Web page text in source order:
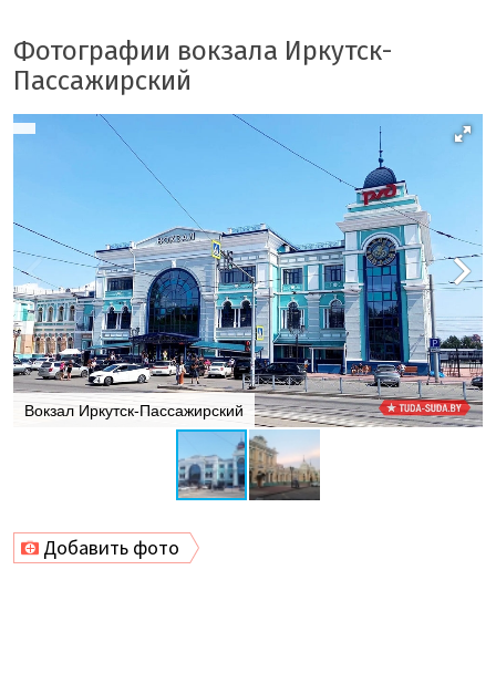
Фотографии вокзала Иркутск-
Пассажирский
Вокзал Иркутск-Пассажирский
Добавить фото